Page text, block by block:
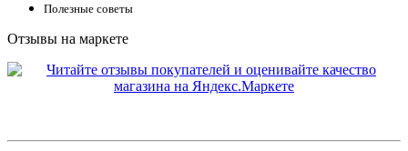
Полезные советы
Отзывы на маркете